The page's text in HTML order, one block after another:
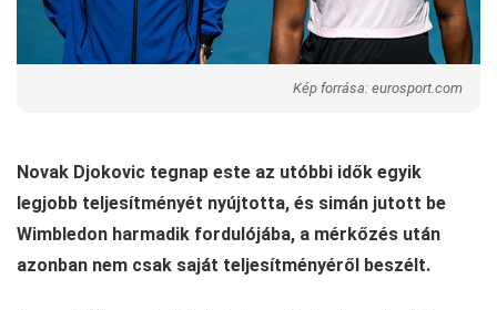
Kép forrása: eurosport.com
Novak Djokovic tegnap este az utóbbi idők egyik
legjobb teljesítményét nyújtotta, és simán jutott be
Wimbledon harmadik fordulójába, a mérkőzés után
azonban nem csak saját teljesítményéről beszélt.